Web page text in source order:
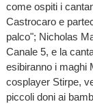
come ospiti i
Castrocaro e
palco"; Nicholas
Canale 5, e la
esibiranno i maghi
cosplayer Stirpe,
piccoli doni ai